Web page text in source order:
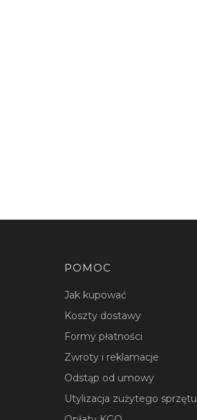
Linki w stopce
POMOC
Jak kupować
Koszty dostawy
Formy płatności
Zwroty i reklamacje
Odstąp od umowy
Utylizacja zużytego sprzętu